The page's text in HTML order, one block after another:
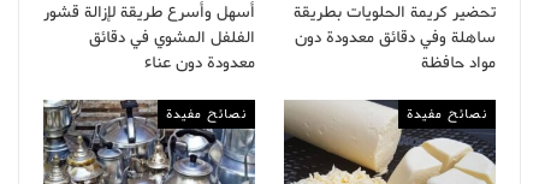
تحضير كريمة الحلويات بطريقة
ساهلة وفي دقائق معدودة دون
مواد حافظة
أسهل وأسرع طريقة لإزالة قشور
الفلفل المشوي في دقائق
معدودة دون عناء
نصائح مفيدة نصائح مفيدة